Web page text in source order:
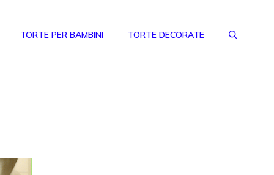
TORTE PER BAMBINI TORTE DECORATE